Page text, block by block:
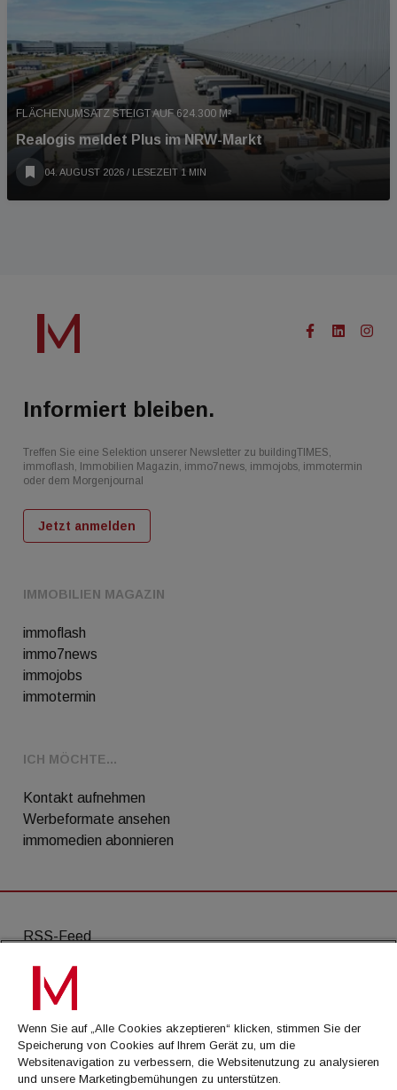
FLÄCHENUMSATZ STEIGT AUF 624.300 M²
Realogis meldet Plus im NRW-Markt
04. AUGUST 2026 / LESEZEIT 1 MIN
IMMOBILIEN MAGAZIN
immoflash
immo7news
immojobs
immotermin
ICH MÖCHTE...
Kontakt aufnehmen
Werbeformate ansehen
immomedien abonnieren
Informiert bleiben.
Treffen Sie eine Selektion unserer Newsletter zu buildingTIMES,
immoflash, Immobilien Magazin, immo7news, immojobs, immotermin
oder dem Morgenjournal
Jetzt anmelden
RSS-Feed
AGB
Datenschutz
Kontakt
Impressum
Wenn Sie auf „Alle Cookies akzeptieren“ klicken, stimmen Sie der
Speicherung von Cookies auf Ihrem Gerät zu, um die
Websitenavigation zu verbessern, die Websitenutzung zu analysieren
und unsere Marketingbemühungen zu unterstützen.